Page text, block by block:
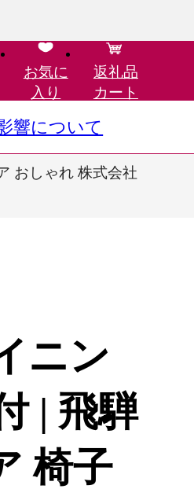
お気に
入り
返礼品
カート
響について
おしゃれ 株式会社
ニン
| 飛騨
椅子